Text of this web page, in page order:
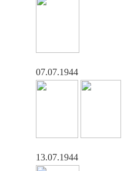
07.07.1944
13.07.1944